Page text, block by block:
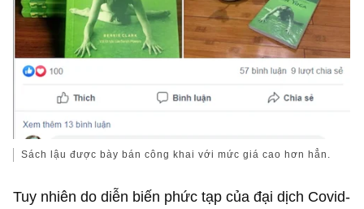
Sách lậu được bày bán công khai với mức giá cao hơn hẳn.
Tuy nhiên do diễn biến phức tạp của đại dịch Covid-